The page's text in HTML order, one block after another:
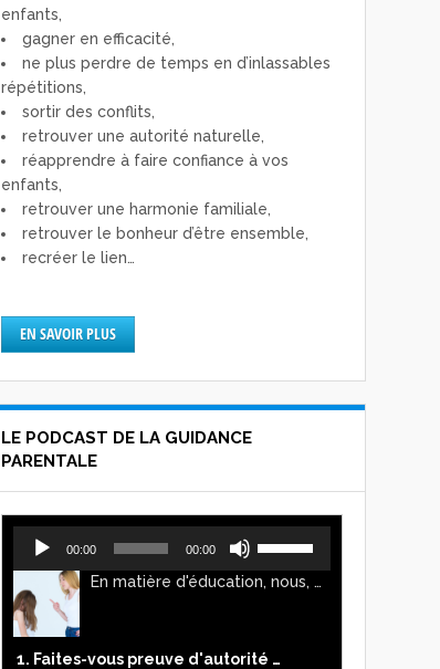
enfants,
gagner en efficacité,
ne plus perdre de temps en d’inlassables
répétitions,
sortir des conflits,
retrouver une autorité naturelle,
réapprendre à faire confiance à vos
enfants,
retrouver une harmonie familiale,
retrouver le bonheur d’être ensemble,
recréer le lien…
EN SAVOIR PLUS
LE PODCAST DE LA GUIDANCE
PARENTALE
Lecteur
audio
00:00 00:00
flèches
augmenter
En matière d'éducation, nous, parents, avons l'impression de faire preuve d'autorité. Mais n'est-ce pas, parfois, plutôt un jeu de pouvoir ? Ce podcast vous permettra d'y voir plus clair !
1. Faites-vous preuve d'autorité ou de pouvoir avec vos enfants ?